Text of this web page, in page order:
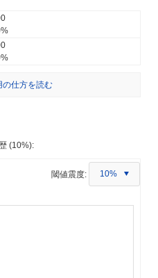
の仕方を読む
(10%):
閾値震度: 10%